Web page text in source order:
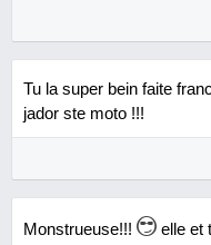
Tu la super bein faite
jador ste moto !!!
Monstrueuse!!! elle et